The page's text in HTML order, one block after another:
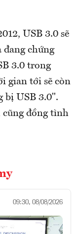
USB 3.0 sẽ
đang chứng
3.0 trong
gian tới sẽ còn
bị USB 3.0".
đồng tình
09:30, 08/08/2026